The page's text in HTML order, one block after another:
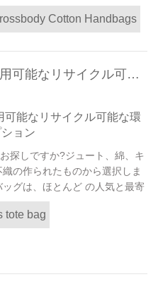
は非常に重要。サイズ、コン
状況下で袋の使用に影響を与
衣料品店...
Cotton Handbags
キャンバス バッグ-の再利用可能なリサイクル可能な環境にやさしい自然バッグ オプション
探しですか?ジュート、綿、キ
の作られたものから選択しま
グは、ほとんど の人気と最寄
性と耐久性、低いメンテナン
然豊かな、緑の袋の の使用を
。これらのキャリアはいつよ
ラス...
tote bag